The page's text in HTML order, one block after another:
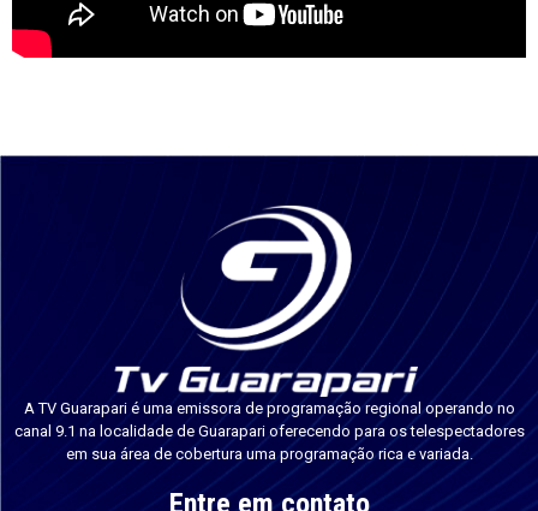
A TV Guarapari é uma emissora de programação regional operando no
canal 9.1 na localidade de Guarapari oferecendo para os telespectadores
em sua área de cobertura uma programação rica e variada.
Entre em contato